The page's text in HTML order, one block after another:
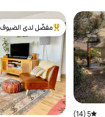
متوسط التقييم 5 من 5، 14 مراجعات
5 (14)
من أبرز البيوت
مفضّل لدى الضيوف